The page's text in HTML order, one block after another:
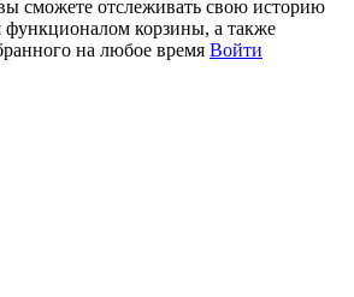
сможете отслеживать свою историю
функционалом корзины, а также
на любое время Войти